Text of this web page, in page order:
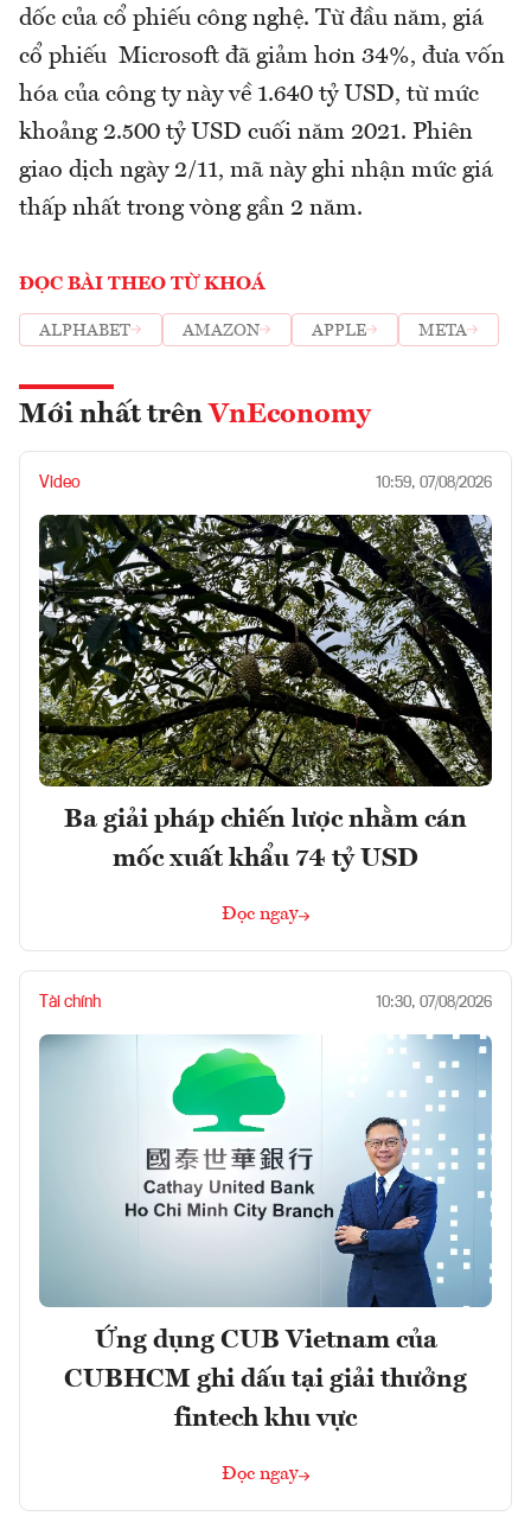
dốc của cổ phiếu công nghệ. Từ đầu năm, giá
cổ phiếu Microsoft đã giảm hơn 34%, đưa vốn
hóa của công ty này về 1.640 tỷ USD, từ mức
khoảng 2.500 tỷ USD cuối năm 2021. Phiên
giao dịch ngày 2/11, mã này ghi nhận mức giá
thấp nhất trong vòng gần 2 năm.
ĐỌC BÀI THEO TỪ KHOÁ
ALPHABET AMAZON APPLE META
Mới nhất trên VnEconomy
Video 10:59, 07/08/2026
Ba giải pháp chiến lược nhằm cán
mốc xuất khẩu 74 tỷ USD
Đọc ngay
Tài chính 10:30, 07/08/2026
Ứng dụng CUB Vietnam của
CUBHCM ghi dấu tại giải thưởng
fintech khu vực
Đọc ngay